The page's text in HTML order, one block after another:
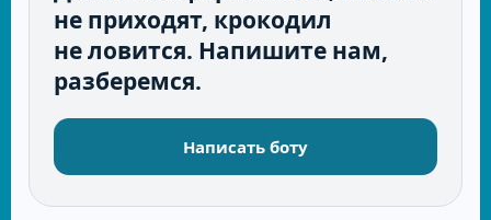
не приходят, крокодил
не ловится. Напишите нам,
разберемся.
Написать боту